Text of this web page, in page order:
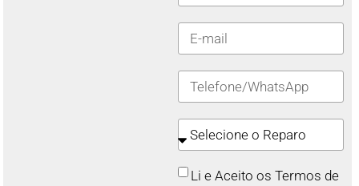
Li e Aceito os Termos de